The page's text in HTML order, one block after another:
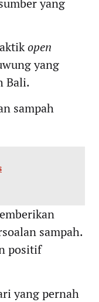
open
yang
Bali.
sampah
sampah.
positif
yang pernah